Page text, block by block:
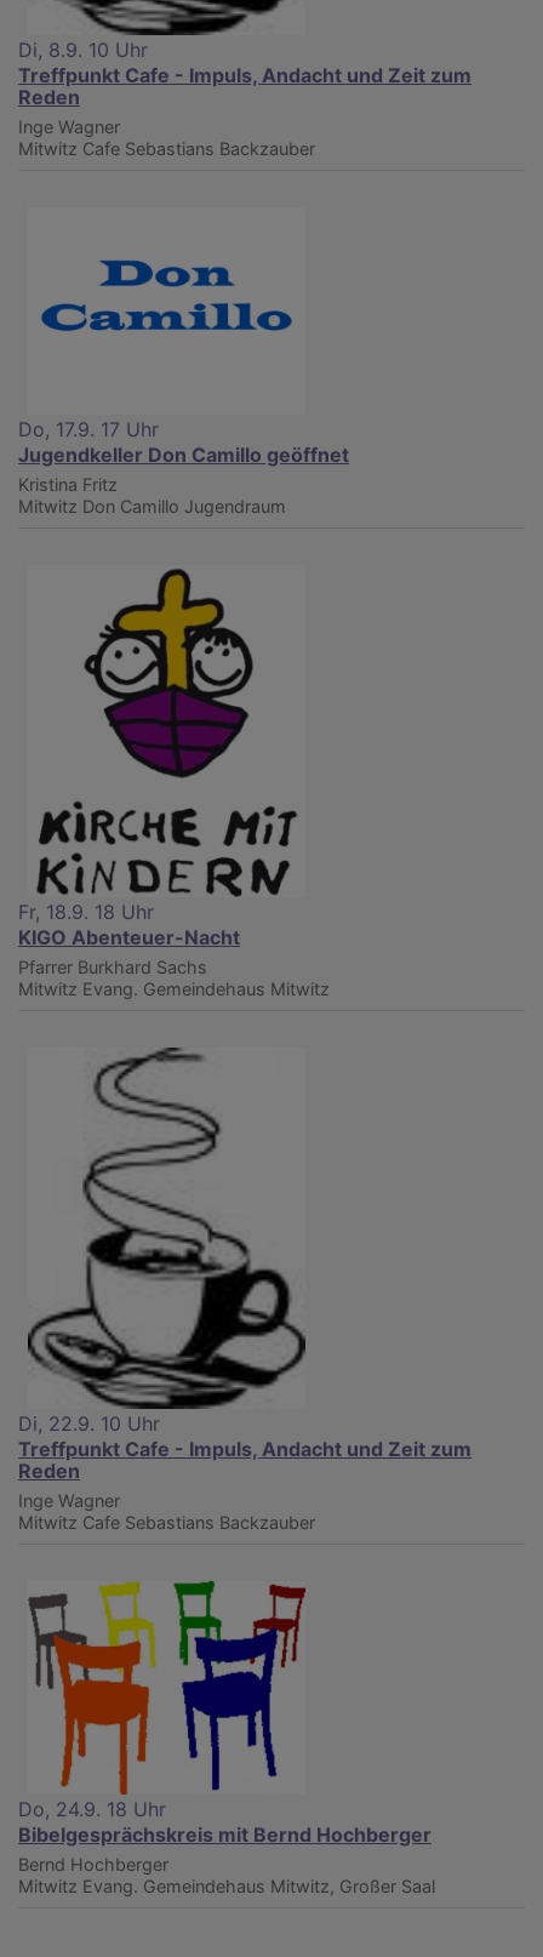
Di, 8.9. 10 Uhr
Treffpunkt Cafe - Impuls, Andacht und Zeit zum
Reden
Inge Wagner
Mitwitz Cafe Sebastians Backzauber
Do, 17.9. 17 Uhr
Jugendkeller Don Camillo geöffnet
Kristina Fritz
Mitwitz Don Camillo Jugendraum
Fr, 18.9. 18 Uhr
KIGO Abenteuer-Nacht
Pfarrer Burkhard Sachs
Mitwitz Evang. Gemeindehaus Mitwitz
Di, 22.9. 10 Uhr
Treffpunkt Cafe - Impuls, Andacht und Zeit zum
Reden
Inge Wagner
Mitwitz Cafe Sebastians Backzauber
Do, 24.9. 18 Uhr
Bibelgesprächskreis mit Bernd Hochberger
Bernd Hochberger
Mitwitz Evang. Gemeindehaus Mitwitz, Großer Saal